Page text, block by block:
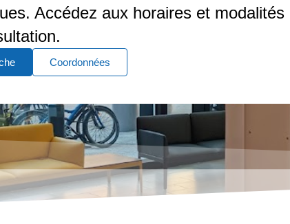
Accédez aux horaires et modalités
Coordonnées